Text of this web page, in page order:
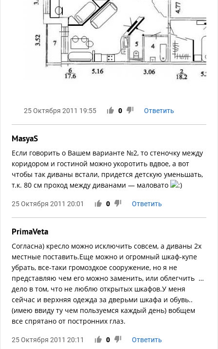
25 Октября 2011 19:55 0 Ответить
MasyaS
Если говорить о Вашем варианте №2, то стеночку между
коридором и гостиной можно укоротить вдвое, а вот
чтобы так диваны встали, придется детскую уменьшать,
т.к. 80 см проход между диванами — маловато
25 Октября 2011 20:01 0 Ответить
PrimaVeta
Согласна) кресло можно исключить совсем, а диваны 2х
местные поставить.Еще можно и огромный шкаф-купе
убрать, все-таки громоздкое сооружение, но я не
представляю чем его можно заменить, или облегчить …
дело в том, что не люблю открытых шкафов.У меня
сейчас и верхняя одежда за дверьми шкафа и обувь..
(имею ввиду ту чем пользуемся каждый день) вобщем
все спрятано от постронних глаз.
25 Октября 2011 20:11 0 Ответить